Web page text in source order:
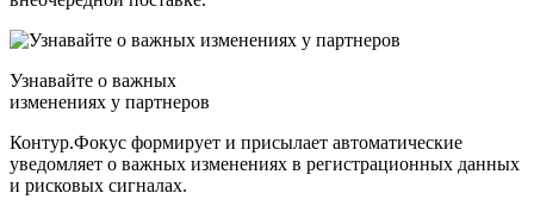
Узнавайте о важных
изменениях у партнеров
Контур.Фокус формирует и присылает автоматические
уведомляет о важных изменениях в регистрационных данных
и рисковых сигналах.